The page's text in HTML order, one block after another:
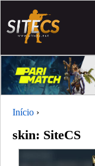
Início ›
skin: SiteCS